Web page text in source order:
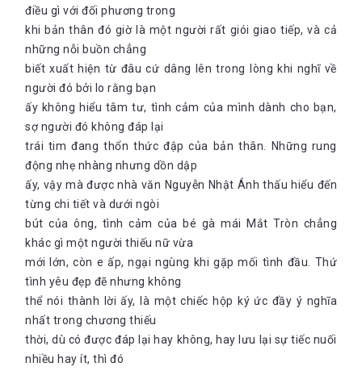
điều gì với đối phương trong
khi bản thân đó giờ là một người rất giói giao tiếp, và cả
những nỗi buồn chẳng
biết xuất hiện từ đâu cứ dâng lên trong lòng khi nghĩ về
người đó bởi lo rằng bạn
ấy không hiểu tâm tư, tình cảm của mình dành cho bạn,
sợ người đó không đáp lại
trái tim đang thổn thức đập của bản thân. Những rung
động nhẹ nhàng nhưng dồn dập
ấy, vậy mà được nhà văn Nguyễn Nhật Ánh thấu hiểu đến
từng chi tiết và dưới ngòi
bút của ông, tình cảm của bé gà mái Mắt Tròn chẳng
khác gì một người thiếu nữ vừa
mới lớn, còn e ấp, ngại ngùng khi gặp mối tình đầu. Thứ
tình yêu đẹp đẽ nhưng không
thể nói thành lời ấy, là một chiếc hộp ký ức đầy ý nghĩa
nhất trong chương thiếu
thời, dù có được đáp lại hay không, hay lưu lại sự tiếc nuối
nhiều hay ít, thì đó